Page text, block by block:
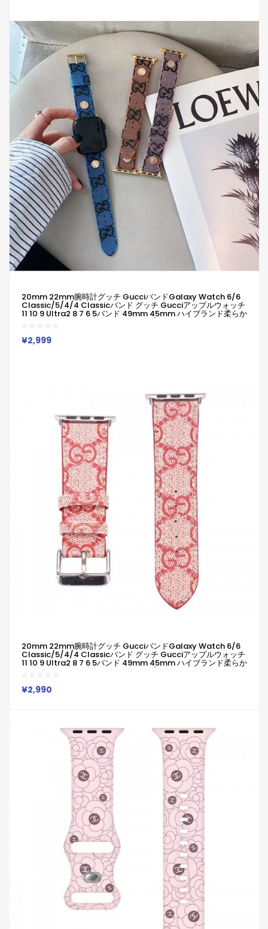
20mm 22mm腕時計グッチ GucciバンドGalaxy Watch 6/6
Classic/5/4/4 Classicバンド グッチ Gucciアップルウォッチ
11 10 9 Ultra2 8 7 6 5バンド 49mm 45mm ハイブランド柔らか
い 通気性 防水 防汗 男女兼用 Galaxy/appleなどウォッチ対応
¥2,999
20mm 22mm腕時計グッチ GucciバンドGalaxy Watch 6/6
Classic/5/4/4 Classicバンド グッチ Gucciアップルウォッチ
11 10 9 Ultra2 8 7 6 5バンド 49mm 45mm ハイブランド柔らか
い 通気性 防水 防汗 男女兼用 Galaxy/appleなどウォッチ対応
¥2,990